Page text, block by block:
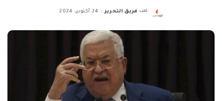
Posted
كتب فريق التحرير 24 أكتوبر، 2024